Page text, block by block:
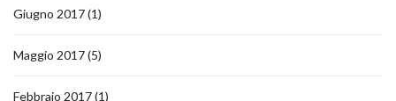
Giugno 2017(1)
Maggio 2017(5)
Febbraio 2017(1)